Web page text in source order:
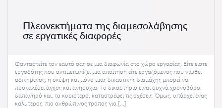
Πλεονεκτήματα της διαμεσολάβησης
σε εργατικές διαφορές
Φανταστείτε τον εαυτό σας σε μια διαφωνία στο χώρο εργασίας. Είτε είστε
εργοδότης που αντιμετωπίζει μια απαίτηση είτε εργαζόμενος που νιώθει
αδικημένος, η σκέψη και μόνο μιας δικαστικής διαμάχης μπορεί να
προκαλέσει άγχος και ανησυχία. Το δικαστήριο είναι συχνά χρονοβόρο,
δαπανηρό και, το κυριότερο, καταστρέφει τις σχέσεις. Όμως, υπάρχει ένας
καλύτερος, πιο ανθρώπινος τρόπος για […]